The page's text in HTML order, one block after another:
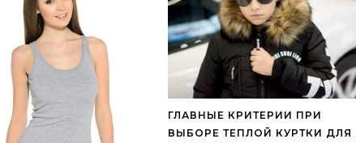
ГЛАВНЫЕ КРИТЕРИИ ПРИ
ВЫБОРЕ ТЕПЛОЙ КУРТКИ ДЛЯ